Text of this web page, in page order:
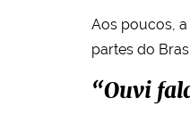
Aos poucos,
partes do
“Ouvi